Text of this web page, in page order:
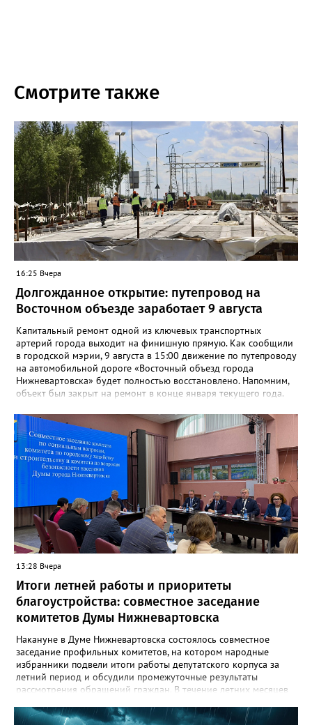
Смотрите также
16:25 Вчера
Долгожданное открытие: путепровод на
Восточном объезде заработает 9 августа
Капитальный ремонт одной из ключевых транспортных
артерий города выходит на финишную прямую. Как сообщили
в городской мэрии, 9 августа в 15:00 движение по путепроводу
на автомобильной дороге «Восточный объезд города
Нижневартовска» будет полностью восстановлено. Напомним,
объект был закрыт на ремонт в конце января текущего года.
августа в 15 часов возобновится движение транспортных
средств по путепроводу на автомобильной дороге «Восточный
объезд города Нижневартовска»»,- сказано в сообщении.
Путепровод на Восточном объезде — важнейшая транспортная
артерия, соединяющая Нижневартовск с региональной
трассой. Он пропускает значительный поток транспорта и
связывает город с другими муниципалитетами округа и
Томской областью. После открытия движение по восточному
направлению серьёзно разгрузится. Водителей просят
соблюдать правила дорожного движения и быть
внимательными за рулём.
13:28 Вчера
Итоги летней работы и приоритеты
благоустройства: совместное заседание
комитетов Думы Нижневартовска
Накануне в Думе Нижневартовска состоялось совместное
заседание профильных комитетов, на котором народные
избранники подвели итоги работы депутатского корпуса за
летний период и обсудили промежуточные результаты
рассмотрения обращений граждан. В течение летних месяцев
осмотрели городские лагеря отдыха, проинспектировали